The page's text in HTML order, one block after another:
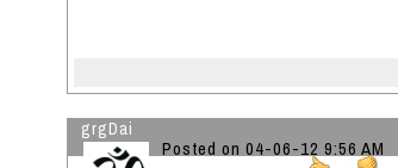
grgDai
Posted on 04-06-12 9:56 AM